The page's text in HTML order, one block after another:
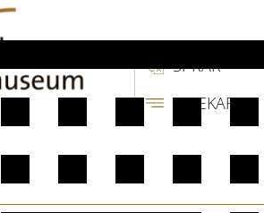
SPRÅK
SIDEKART